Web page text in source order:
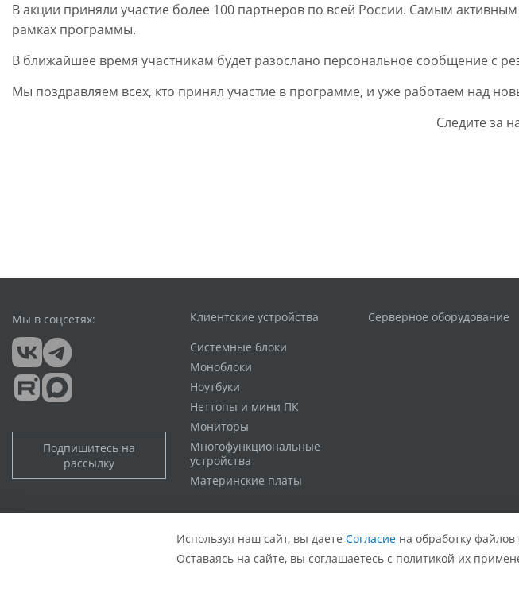
В акции приняли участие более 100 партнеров по всей России. Самым
рамках программы.
В ближайшее время участникам будет разослано персональное сообщение с
Мы поздравляем всех, кто принял участие в программе, и уже работаем над
Следите за
Мы в соцсетях:
Подпишитесь на
рассылку
Клиентские устройства
Системные блоки
Моноблоки
Ноутбуки
Неттопы и мини ПК
Мониторы
Многофункциональные
устройства
Материнские платы
Серверное оборудование
Политика обработки персональных данных
Согласие с политикой обработки персональных данных
Используя наш сайт, вы даете Согласие на обработку
Оставаясь на сайте, вы соглашаетесь с политикой их